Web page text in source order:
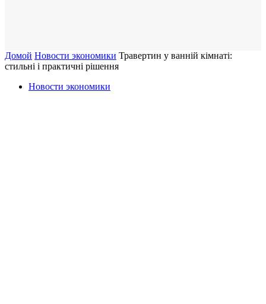
Домой Новости экономики Травертин у ванній кімнаті:
стильні і практичні рішення
Новости экономики